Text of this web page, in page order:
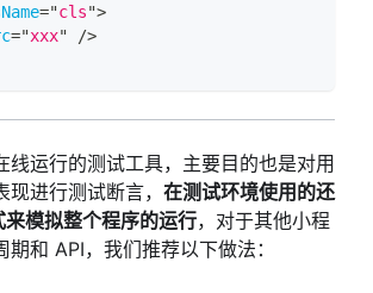
="cls">
="xxx"
/>
线运行的测试工具，主要目的也是对用
进行测试断言， 在测试环境使用的还
模拟整个程序的运行，对于其他小程
期和 API，我们推荐以下做法：